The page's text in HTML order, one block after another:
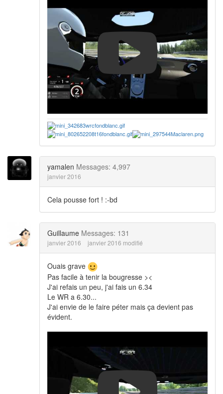
yamalen Messages: 4,997
janvier 2016
Cela pousse fort ! :-bd
Guillaume Messages: 131
janvier 2016 janvier 2016 modifié
Ouais grave
Pas facile à tenir la bougresse ><
J'ai refais un peu, j'ai fais un 6.34
Le WR a 6.30...
J'ai envie de le faire péter mais ça devient pas
évident.